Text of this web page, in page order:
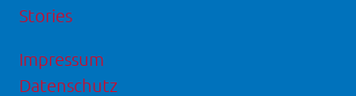
Stories
Impressum
Datenschutz